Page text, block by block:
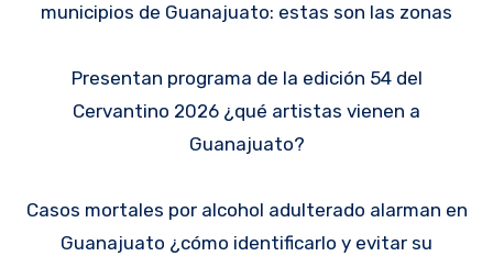
municipios de Guanajuato: estas son las zonas
Presentan programa de la edición 54 del
Cervantino 2026 ¿qué artistas vienen a
Guanajuato?
Casos mortales por alcohol adulterado alarman en
Guanajuato ¿cómo identificarlo y evitar su